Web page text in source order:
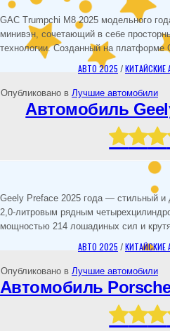
GAC Trumpchi M8 2025 модельного
минивэн, сочетающий в себе
технологии. Созданный на платформе
АВТО 2025 /КИТАЙСКИЕ
Опубликовано в Лучшие автомобили
Автомобиль
Geely Preface 2025 года — стильный
2,0-литровым рядным
мощностью 214 лошадиных сил и
АВТО 2025 /КИТАЙСКИЕ
Опубликовано в Лучшие автомобили
Автомобиль Porsche